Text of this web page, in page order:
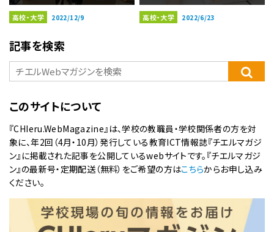
高校・大学 2022/12/9 高校・大学 2022/6/23
記事を検索
このサイトについて
『CHIeru.WebMagazine』は、学校の教職員・学校関係者の方を対
象に、年2回（4月・10月）発行している教育ICT情報誌『チエルマガジ
ン』に掲載された記事を公開しているwebサイトです。『チエルマガジ
ン』の最新号・定期配送（無料）をご希望の方はこちらからお申し込み
ください。